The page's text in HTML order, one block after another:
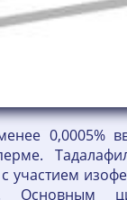
0,0005%
участием
Основным